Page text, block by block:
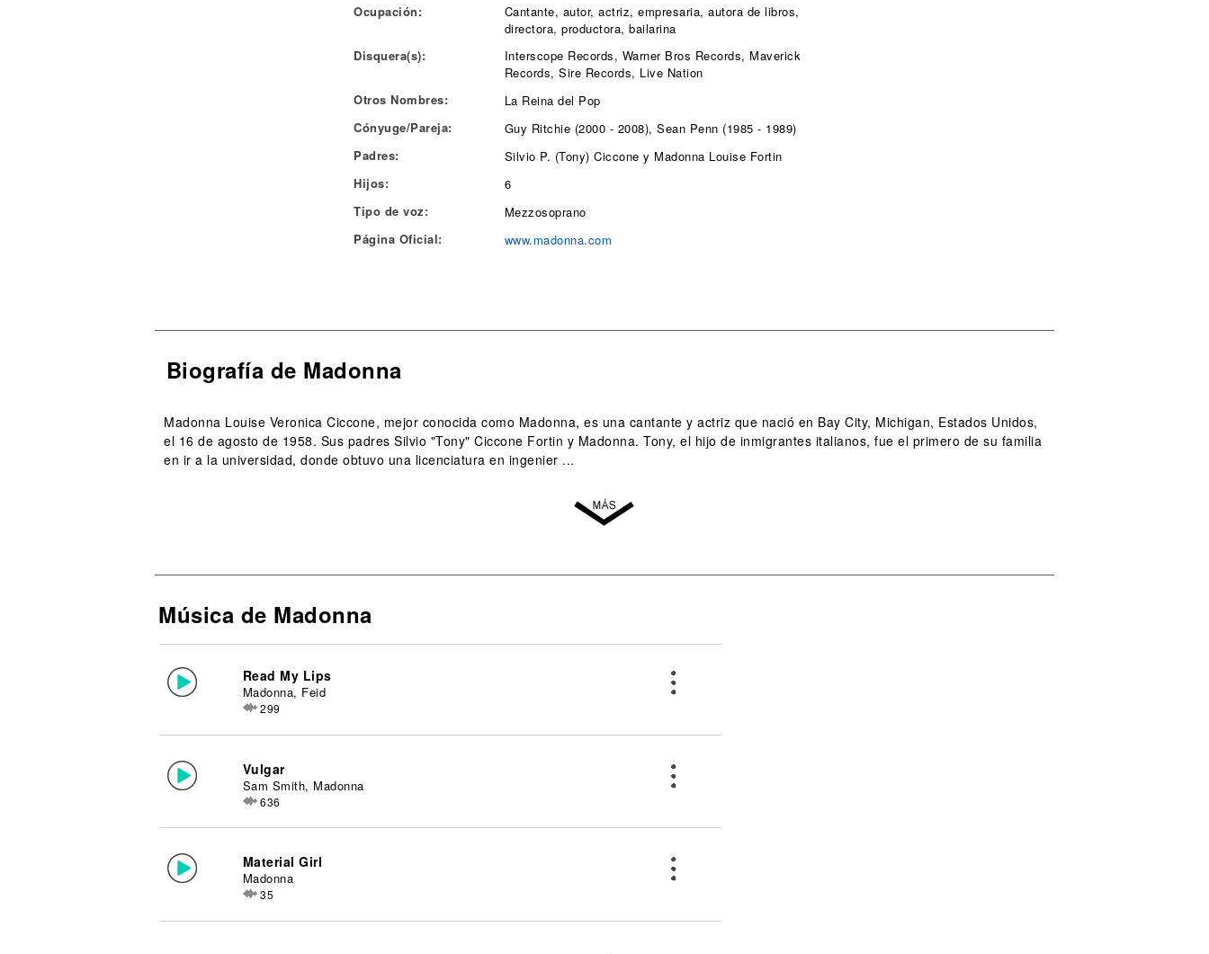
Ocupación:
Cantante, autor, actriz, empresaria, autora de libros,
directora, productora, bailarina
Disquera(s):
Interscope Records, Warner Bros Records, Maverick
Records, Sire Records, Live Nation
Otros Nombres:
La Reina del Pop
Cónyuge/Pareja:
Guy Ritchie (2000 - 2008), Sean Penn (1985 - 1989)
Padres:
Silvio P. (Tony) Ciccone y Madonna Louise Fortin
Hijos:
6
Tipo de voz:
Mezzosoprano
Página Oficial:
www.madonna.com
Biografía de Madonna
Madonna Louise Veronica Ciccone, mejor conocida como Madonna, es una cantante y actriz que nació en Bay City, Michigan, Estados Unidos,
el 16 de agosto de 1958. Sus padres Silvio "Tony" Ciccone Fortin y Madonna. Tony, el hijo de inmigrantes italianos, fue el primero de su familia
en ir a la universidad, donde obtuvo una licenciatura en ingenier ...
Música de Madonna
Read My Lips
Madonna, Feid
299
Vulgar
Sam Smith, Madonna
636
Material Girl
Madonna
35